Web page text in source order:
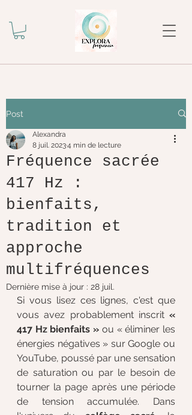
Post
Fréquence sacrée
417 Hz :
bienfaits,
tradition et
approche
multifréquences
Alexandra
8 juil. 20234 min de lecture
Dernière mise à jour : 28 juil.
Si vous lisez ces lignes, c'est que
vous avez probablement inscrit «
417 Hz bienfaits » ou « éliminer les
énergies négatives » sur Google ou
YouTube, poussé par une sensation
de saturation ou par le besoin de
tourner la page après une période
de tension accumulée. Dans